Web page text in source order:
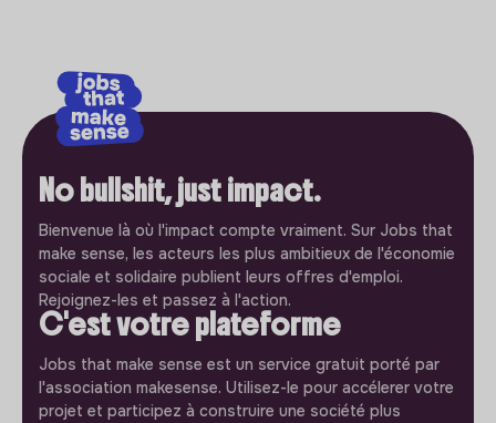
No bullshit, just impact.
Bienvenue là où l'impact compte vraiment. Sur Jobs that
make sense, les acteurs les plus ambitieux de l'économie
sociale et solidaire publient leurs offres d'emploi.
Rejoignez-les et passez à l'action.
C'est votre plateforme
Jobs that make sense est un service gratuit porté par
l'association makesense. Utilisez-le pour accélerer votre
projet et participez à construire une société plus